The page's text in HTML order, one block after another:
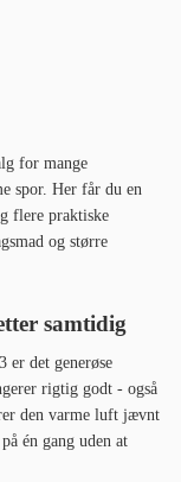
for mange
spor. Her får du en
flere praktiske
og større
samtidig
er det generøse
rigtig godt - også
den varme luft jævnt
én gang uden at